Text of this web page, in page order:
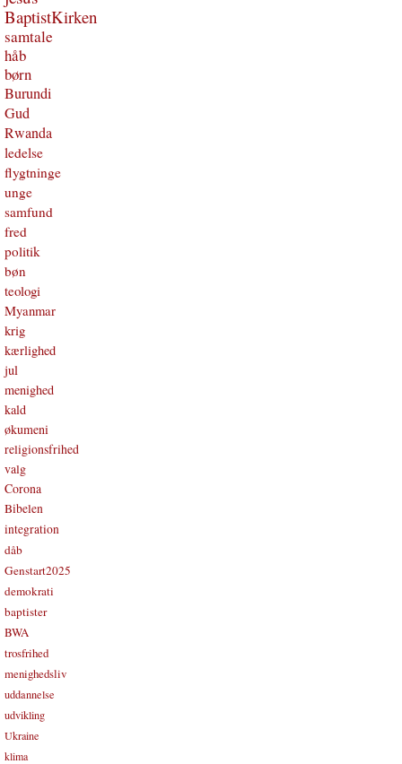
BaptistKirken
samtale
håb
børn
Burundi
Gud
Rwanda
ledelse
flygtninge
unge
samfund
fred
politik
bøn
teologi
Myanmar
krig
kærlighed
jul
menighed
kald
økumeni
religionsfrihed
valg
Corona
Bibelen
integration
dåb
Genstart2025
demokrati
baptister
BWA
trosfrihed
menighedsliv
uddannelse
udvikling
Ukraine
klima